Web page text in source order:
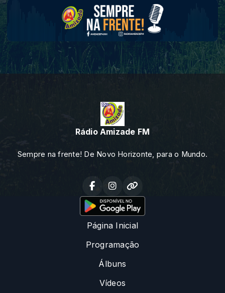
Rádio Amizade FM
Sempre na frente! De Novo Horizonte, para o Mundo.
Página Inicial
Programação
Álbuns
Vídeos